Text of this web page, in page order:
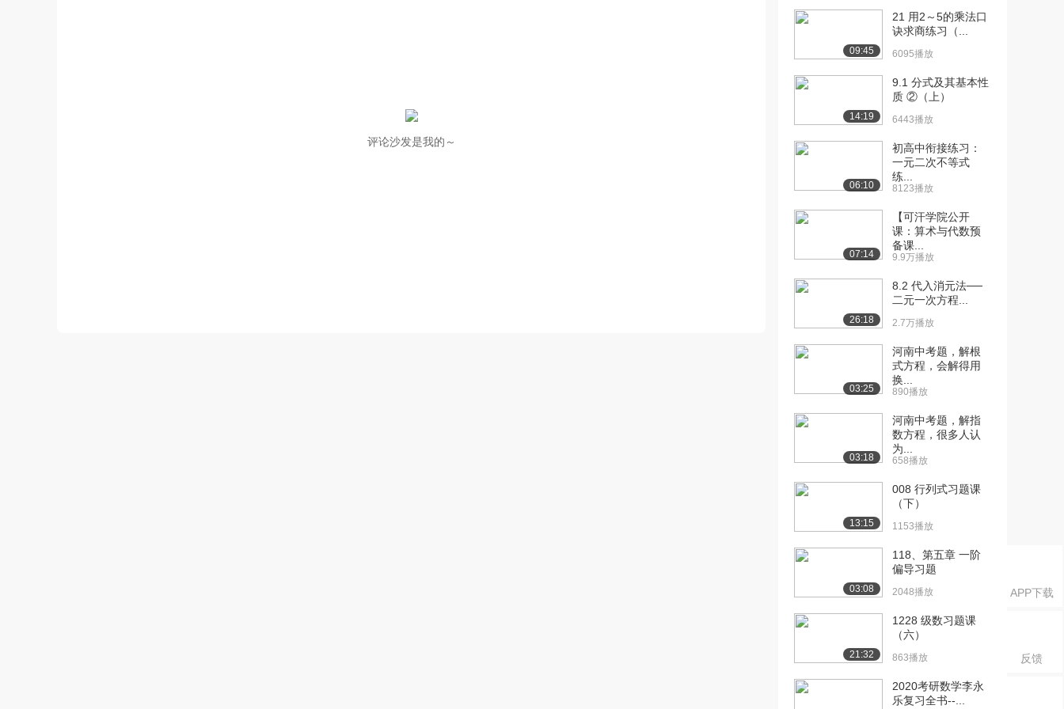
APP下载
反馈
评论沙发是我的～
[10] [上册]1.3 有理数的加
减法（2...
09:26
减法（3...
减法（3...
减法（4...
[14] [上册]1.4 有理数的乘
除法（1...
2.1万播放
[15] [上册]1.4 有理数的乘
除法（2...
1.9万播放
[16] [上册]1.5 有理数的乘
2.0万播放
[17] [上册]1.5 有理数的乘
1.8万播放
[18] [上册]1.5 有理数的乘
方（3）
1.9万播放
[19] [上册]2.1 整式（2）
[20] [上册]2.2 整式的加减
08:06
[21] [上册]3.1 从算式到方
09:07
09:45
21 用2～5的乘法口
诀求商练习（...
6095播放
14:19
9.1 分式及其基本性
质 ②（上）
6443播放
06:10
初高中衔接练习：
一元二次不等式
练...
8123播放
07:14
【可汗学院公开
课：算术与代数预
备课...
9.9万播放
26:18
8.2 代入消元法──
二元一次方程...
2.7万播放
03:25
河南中考题，解根
式方程，会解得用
换...
890播放
03:18
河南中考题，解指
数方程，很多人认
为...
658播放
13:15
008 行列式习题课
（下）
1153播放
03:08
118、第五章 一阶
偏导习题
2048播放
21:32
1228 级数习题课
（六）
863播放
2020考研数学李永
乐复习全书--...